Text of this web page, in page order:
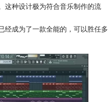
这种设计极为符合音乐制作的流
经成为了一款全能的，可以胜任多